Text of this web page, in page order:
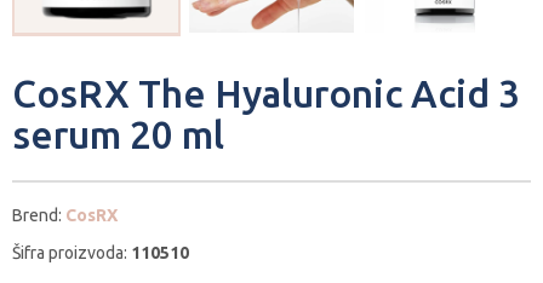
CosRX The Hyaluronic Acid 3
serum 20 ml
Brend: CosRX
Šifra proizvoda: 110510